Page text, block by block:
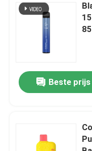
Kwaliteitscontrole
Contacteer ons
Vraag een offerte
ELFBAR Vape
Beste prijs